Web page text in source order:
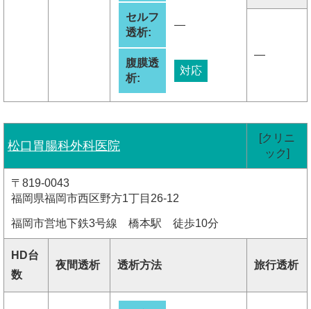
セルフ
透析:
―
腹膜透
析:
対応
―
松口胃腸科外科医院
[クリニ
ック]
〒819-0043
福岡県福岡市西区野方1丁目26-12
福岡市営地下鉄3号線 橋本駅 徒歩10分
HD台
数
夜間透析 透析方法 旅行透析